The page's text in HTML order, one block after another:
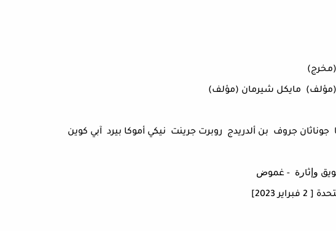
(مخرج)
(مؤلف) مايكل شيرمان (مؤلف)
جوناثان جروف بن ألدريدج روبرت جرينت نيكي أموكا بيرد آبي كوين
ﻭﺇﺛﺎﺭﺓ - ﻏﻤﻮﺽ
[ 2 فبراير 2023]